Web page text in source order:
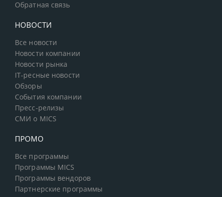
Обратная связь
НОВОСТИ
Все новости
Новости компании
Новости рынка
IT-ресные новости
Обзоры
События компании
Пресс-релизы
СМИ о MICS
ПРОМО
Все программы
Программы MICS
Программы вендоров
Партнерские программы